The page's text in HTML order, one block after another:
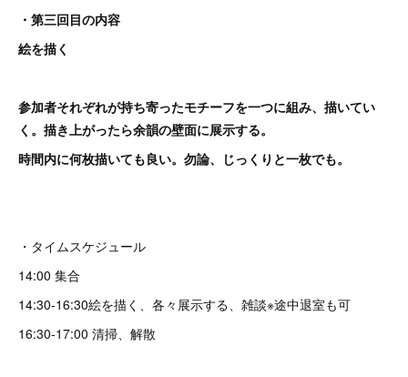
・第三回目の内容
絵を描く
参加者それぞれが持ち寄ったモチーフを一つに組み、描いてい
く。描き上がったら余韻の壁面に展示する。
時間内に何枚描いても良い。勿論、じっくりと一枚でも。
・タイムスケジュール
14:00 集合
14:30-16:30絵を描く、各々展示する、雑談※途中退室も可
16:30-17:00 清掃、解散